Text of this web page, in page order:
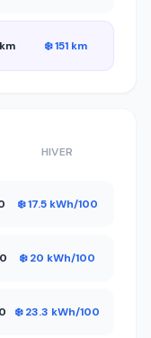
❄️ 151 km
HIVER
❄️ 17.5 kWh/100
❄️ 20 kWh/100
❄️ 23.3 kWh/100